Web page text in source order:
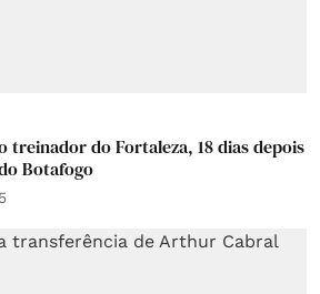
treinador do Fortaleza, 18 dias depois
Botafogo